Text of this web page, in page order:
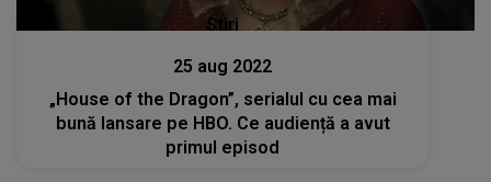
Stiri
25 aug 2022
„House of the Dragon”, serialul cu cea mai
bună lansare pe HBO. Ce audiență a avut
primul episod